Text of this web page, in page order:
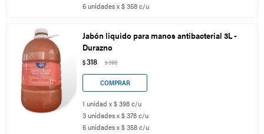
6 unidades x $ 358 c/u
Jabón liquido para manos antibacterial 3L -
Durazno
$318 $398
1 unidad x $ 398 c/u
3 unidades x $ 378 c/u
6 unidades x $ 358 c/u